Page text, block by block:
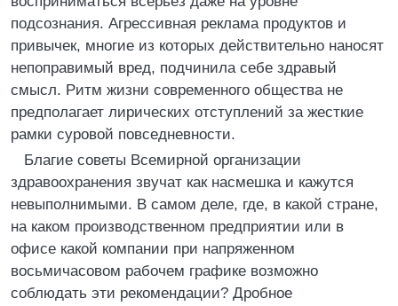
подсознания. Агрессивная реклама продуктов и
привычек, многие из которых действительно наносят
непоправимый вред, подчинила себе здравый
смысл. Ритм жизни современного общества не
предполагает лирических отступлений за жесткие
рамки суровой повседневности.
Благие советы Всемирной организации
здравоохранения звучат как насмешка и кажутся
невыполнимыми. В самом деле, где, в какой стране,
на каком производственном предприятии или в
офисе какой компании при напряженном
восьмичасовом рабочем графике возможно
соблюдать эти рекомендации? Дробное